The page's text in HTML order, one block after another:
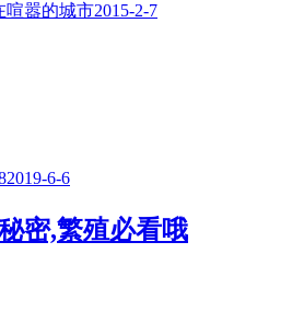
喧嚣的城市2015-2-7
2019-6-6
密,繁殖必看哦